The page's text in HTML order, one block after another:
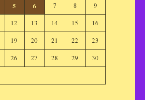
5 6 7 8
9
12 13 14 15
16
19 20 21 22
23
26 27 28 29
30